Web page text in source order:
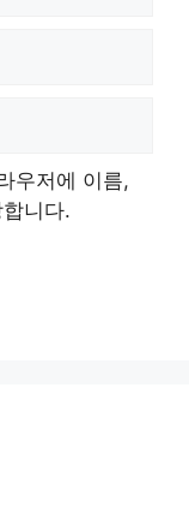
우저에 이름,
니다.